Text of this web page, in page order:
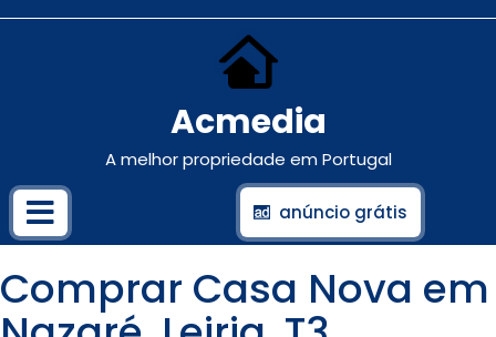
Acmedia
A melhor propriedade em Portugal
anúncio grátis
Comprar Casa Nova em